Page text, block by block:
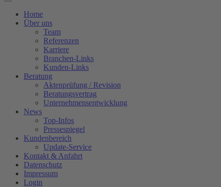
Home
Über uns
Team
Referenzen
Karriere
Branchen-Links
Kunden-Links
Beratung
Aktenprüfung / Revision
Beratungsvertrag
Unternehmensentwicklung
News
Top-Infos
Pressespiegel
Kundenbereich
Update-Service
Kontakt & Anfahrt
Datenschutz
Impressum
Login